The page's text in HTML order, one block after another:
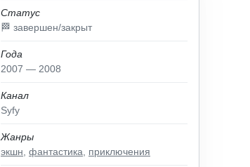
Статус
🏁 завершен/закрыт
Года
2007 — 2008
Канал
Syfy
Жанры
экшн фантастика приключения